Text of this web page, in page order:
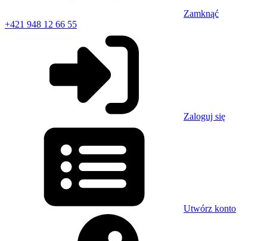
Zamknąć
+421 948 12 66 55
Zaloguj się
Utwórz konto